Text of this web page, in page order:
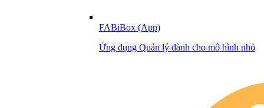
FABiBox (App)
Ứng dụng Quản lý dành cho mô hình nhỏ